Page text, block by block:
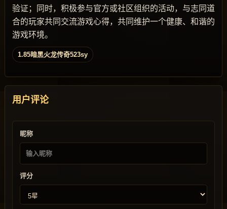
验证；同时，积极参与官方或社区组织的活动，与志同道
合的玩家共同交流游戏心得，共同维护一个健康、和谐的
游戏环境。
1.85暗黑火龙传奇523sy
用户评论
昵称
评分